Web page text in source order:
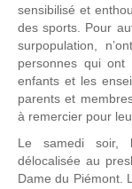
sensibilisé et
des sports. Pour
surpopulation,
personnes qui
enfants et les
parents et
à remercier pour
Le samedi soir,
délocalisée au
Dame du Piémont.